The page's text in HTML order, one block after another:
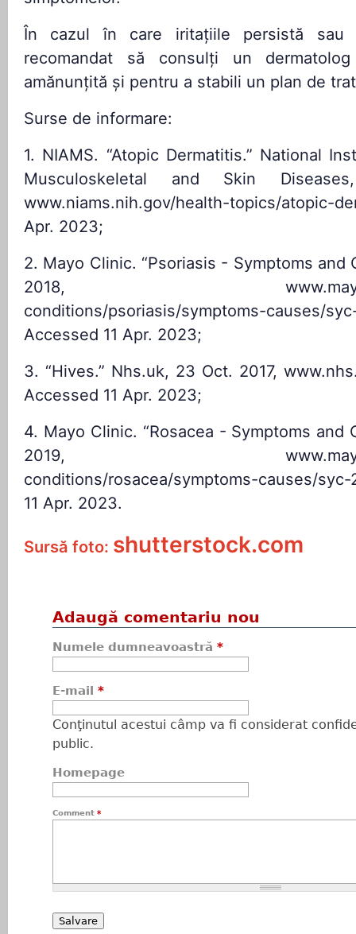
În cazul în care iritațiile persistă sau
recomandat să consulți un
amănunțită și pentru a stabili un plan de
Surse de informare:
1. NIAMS. “Atopic Dermatitis.” National
Musculoskeletal and Skin
www.niams.nih.gov/health-topics/atopic-
Apr. 2023;
2. Mayo Clinic. “Psoriasis - Symptoms and
2018,
conditions/psoriasis/symptoms-causes/
Accessed 11 Apr. 2023;
3. “Hives.” Nhs.uk, 23 Oct. 2017,
Accessed 11 Apr. 2023;
4. Mayo Clinic. “Rosacea - Symptoms and
2019,
conditions/rosacea/symptoms-causes/
11 Apr. 2023.
Sursă foto: shutterstock.com
Adaugă comentariu nou
Numele dumneavoastră *
E-mail *
Conţinutul acestui câmp va fi considerat
public.
Homepage
Comment *